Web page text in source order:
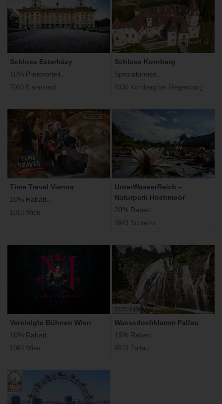
Schloss Esterházy
10% Preisvorteil...
7000 Eisenstadt
Schloss Kornberg
Spezialpreise...
8330 Kornberg bei Riegersburg
Time Travel Vienna
10% Rabatt...
1010 Wien
UnterWasserReich –
Naturpark Hochmoor
20% Rabatt...
3943 Schrems
Vereinigte Bühnen Wien
10% Rabatt...
1060 Wien
Wasserlochklamm Palfau
15% Rabatt...
8923 Palfau